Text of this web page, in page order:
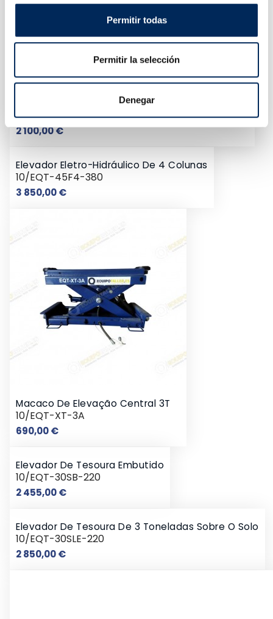
Permitir todas
Permitir la selección
Denegar
Elevador De Carros 2 Colunas 4 Toneladas 220v
10/EQT-240C-E-220
2 100,00 €Preço
Elevador Eletro-Hidráulico De 4 Colunas
10/EQT-45F4-380
3 850,00 €Preço
Macaco De Elevação Central 3T
10/EQT-XT-3A
690,00 €Preço
Elevador De Tesoura Embutido
10/EQT-30SB-220
2 455,00 €Preço
Elevador De Tesoura De 3 Toneladas Sobre O Solo
10/EQT-30SLE-220
2 850,00 €Preço